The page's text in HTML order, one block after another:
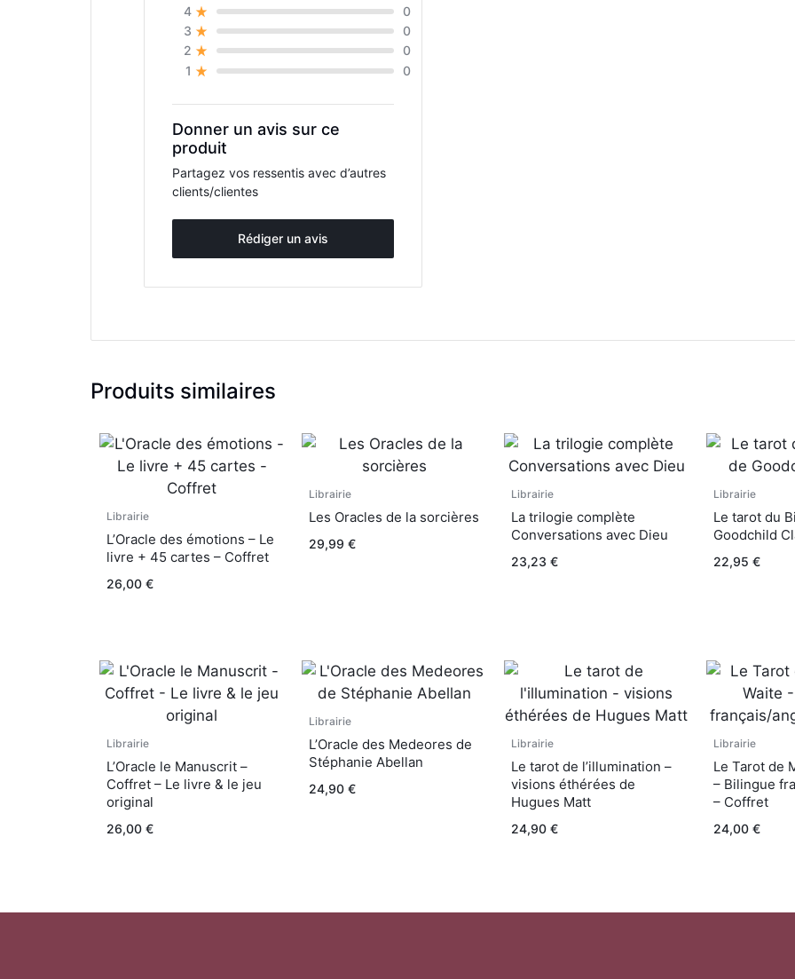
4
0
3
0
2
0
1
0
Donner un avis sur ce
produit
Partagez vos ressentis avec d’autres
clients/clientes
Rédiger un avis
Produits similaires
Librairie
L’Oracle des émotions – Le
livre + 45 cartes – Coffret
26,00 €
Librairie
Les Oracles de la sorcières
29,99 €
Librairie
La trilogie complète
Conversations avec Dieu
23,23 €
Librairie
Le tarot du
Goodchild
22,95 €
Librairie
L’Oracle le Manuscrit –
Coffret – Le livre & le jeu
original
26,00 €
Librairie
L’Oracle des Medeores de
Stéphanie Abellan
24,90 €
Librairie
Le tarot de l’illumination –
visions éthérées de
Hugues Matt
24,90 €
Librairie
Le Tarot de
– Bilingue
– Coffret
24,00 €